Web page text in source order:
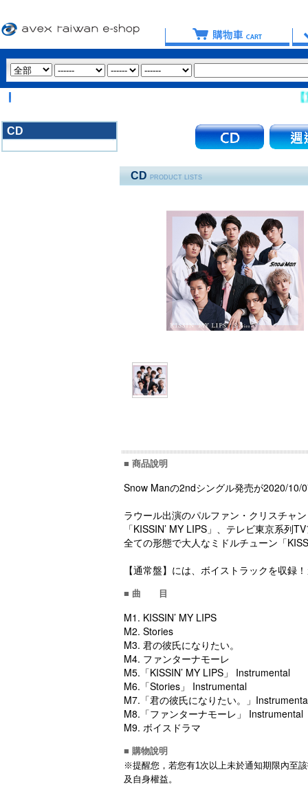
【
CD
CD PRODUCT LISTS
■ 商品說明
Snow Manの2ndシングル発売が2020/10/
ラウール出演のパルファン・クリスチャ
「KISSIN’ MY LIPS」、テレビ東京系列
全ての形態で大人なミドルチューン「
【通常盤】には、ボイストラックを収録
■ 曲 目
M1. KISSIN’ MY LIPS
M2. Stories
M3. 君の彼氏になりたい。
M4. ファンターナモーレ
M5.「KISSIN’ MY LIPS」 Instrumental
M6.「Stories」 Instrumental
M7.「君の彼氏になりたい。」
M8.「ファンターナモーレ」 Instrumental
M9. ボイスドラマ
■ 購物說明
※提醒您，若您有1次以上未於通知期限內至
及自身權益。